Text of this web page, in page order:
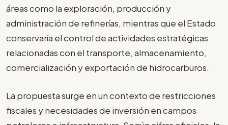
áreas como la exploración, producción y
administración de refinerías, mientras que el Estado
conservaría el control de actividades estratégicas
relacionadas con el transporte, almacenamiento,
comercialización y exportación de hidrocarburos.
La propuesta surge en un contexto de restricciones
fiscales y necesidades de inversión en campos